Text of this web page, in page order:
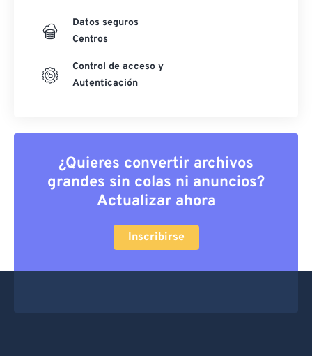
Datos seguros
Centros
Control de acceso y
Autenticación
¿Quieres convertir archivos
grandes sin colas ni anuncios?
Actualizar ahora
Inscribirse